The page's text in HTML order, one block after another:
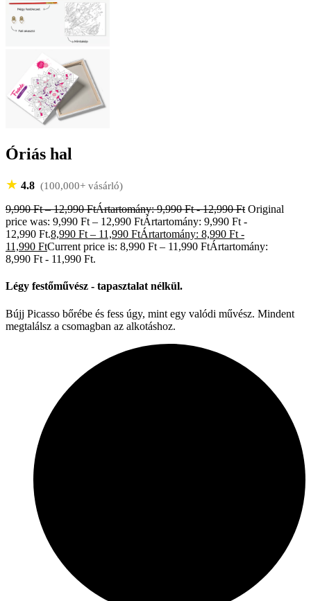
Óriás hal
★ 4.8 (100,000+ vásárló)
9,990Ft – 12,990FtÁrtartomány: 9,990 Ft - 12,990 Ft Original
price was: 9,990 Ft – 12,990 FtÁrtartomány: 9,990 Ft -
12,990 Ft.8,990 Ft – 11,990 FtÁrtartomány: 8,990 Ft -
11,990 FtCurrent price is: 8,990 Ft – 11,990 FtÁrtartomány:
8,990 Ft - 11,990 Ft.
Légy festőművész - tapasztalat nélkül.
Bújj Picasso bőrébe és fess úgy, mint egy valódi művész. Mindent
megtalálsz a csomagban az alkotáshoz.